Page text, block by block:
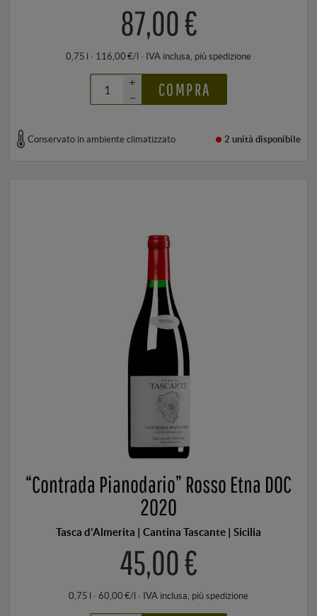
87,00 €
0,75 l · 116,00 €/l · IVA inclusa, piùspedizione
+
–
COMPRA
Conservato in ambiente climatizzato 2 unità disponibile
“Contrada Pianodario” Rosso Etna DOC
2020
Tasca d'Almerita | Cantina Tascante | Sicilia
45,00 €
0,75 l · 60,00 €/l · IVA inclusa , piùspedizione